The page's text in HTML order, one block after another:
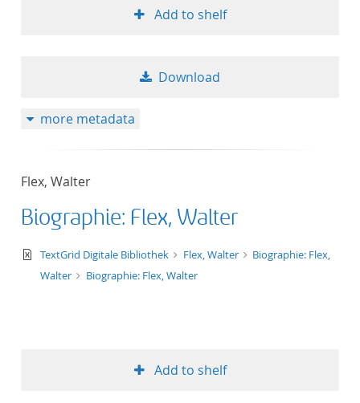
Add to shelf
Download
more metadata
Flex, Walter
Biographie: Flex, Walter
text/xml
TextGrid Digitale Bibliothek Flex, Walter
Biographie: Flex,
Walter
Biographie: Flex, Walter
Add to shelf